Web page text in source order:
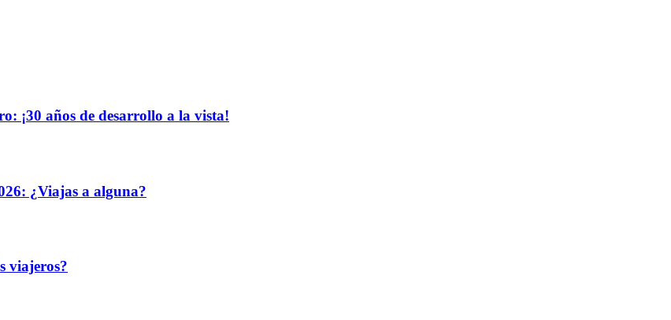
¡30 años de desarrollo a la vista!
¿Viajas a alguna?
viajeros?